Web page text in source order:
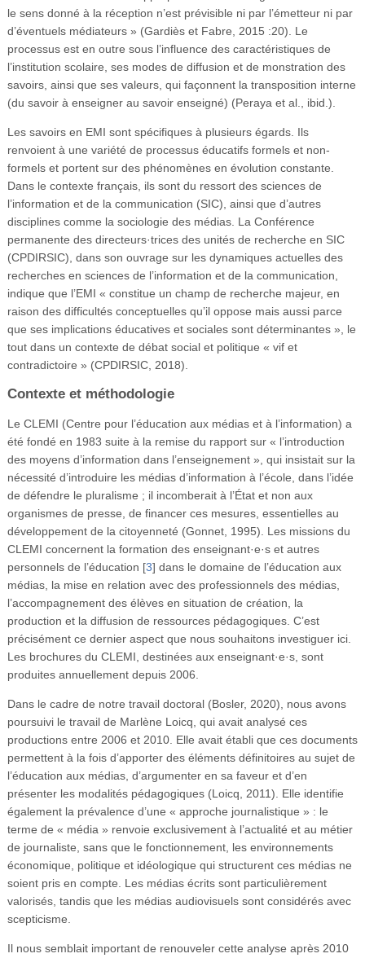
le sens donné à la réception n’est prévisible ni par l’émetteur ni par
d’éventuels médiateurs » (Gardiès et Fabre, 2015 :20). Le
processus est en outre sous l’influence des caractéristiques de
l’institution scolaire, ses modes de diffusion et de monstration des
savoirs, ainsi que ses valeurs, qui façonnent la transposition interne
(du savoir à enseigner au savoir enseigné) (Peraya et al., ibid.).
Les savoirs en EMI sont spécifiques à plusieurs égards. Ils
renvoient à une variété de processus éducatifs formels et non-
formels et portent sur des phénomènes en évolution constante.
Dans le contexte français, ils sont du ressort des sciences de
l’information et de la communication (SIC), ainsi que d’autres
disciplines comme la sociologie des médias. La Conférence
permanente des directeurs·trices des unités de recherche en SIC
(CPDIRSIC), dans son ouvrage sur les dynamiques actuelles des
recherches en sciences de l’information et de la communication,
indique que l’EMI « constitue un champ de recherche majeur, en
raison des difficultés conceptuelles qu’il oppose mais aussi parce
que ses implications éducatives et sociales sont déterminantes », le
tout dans un contexte de débat social et politique « vif et
contradictoire » (CPDIRSIC, 2018).
Contexte et méthodologie
Le CLEMI (Centre pour l’éducation aux médias et à l’information) a
été fondé en 1983 suite à la remise du rapport sur « l’introduction
des moyens d’information dans l’enseignement », qui insistait sur la
nécessité d’introduire les médias d’information à l’école, dans l’idée
de défendre le pluralisme ; il incomberait à l’État et non aux
organismes de presse, de financer ces mesures, essentielles au
développement de la citoyenneté (Gonnet, 1995). Les missions du
CLEMI concernent la formation des enseignant·e·s et autres
personnels de l’éducation [3] dans le domaine de l’éducation aux
médias, la mise en relation avec des professionnels des médias,
l’accompagnement des élèves en situation de création, la
production et la diffusion de ressources pédagogiques. C’est
précisément ce dernier aspect que nous souhaitons investiguer ici.
Les brochures du CLEMI, destinées aux enseignant·e·s, sont
produites annuellement depuis 2006.
Dans le cadre de notre travail doctoral (Bosler, 2020), nous avons
poursuivi le travail de Marlène Loicq, qui avait analysé ces
productions entre 2006 et 2010. Elle avait établi que ces documents
permettent à la fois d’apporter des éléments définitoires au sujet de
l’éducation aux médias, d’argumenter en sa faveur et d’en
présenter les modalités pédagogiques (Loicq, 2011). Elle identifie
également la prévalence d’une « approche journalistique » : le
terme de « média » renvoie exclusivement à l’actualité et au métier
de journaliste, sans que le fonctionnement, les environnements
économique, politique et idéologique qui structurent ces médias ne
soient pris en compte. Les médias écrits sont particulièrement
valorisés, tandis que les médias audiovisuels sont considérés avec
scepticisme.
Il nous semblait important de renouveler cette analyse après 2010